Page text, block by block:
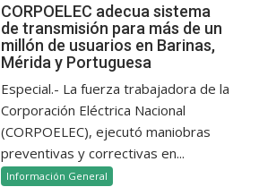
CORPOELEC adecua sistema
de transmisión para más de un
millón de usuarios en Barinas,
Mérida y Portuguesa
Especial.- La fuerza trabajadora de la
Corporación Eléctrica Nacional
(CORPOELEC), ejecutó maniobras
preventivas y correctivas en...
Información General